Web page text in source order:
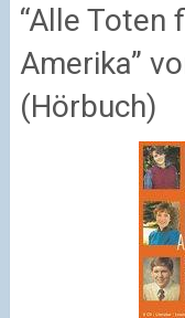
“Alle Toten
Amerika”
(Hörbuch)